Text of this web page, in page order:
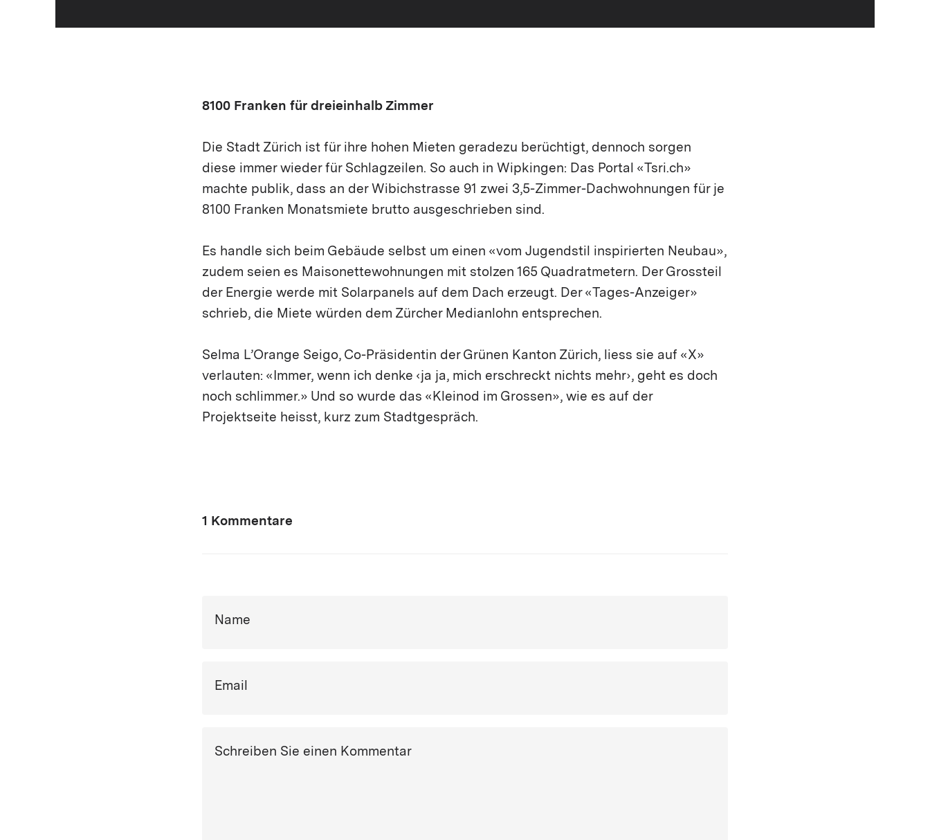
8100 Franken für dreieinhalb Zimmer
Die Stadt Zürich ist für ihre hohen Mieten geradezu berüchtigt, dennoch sorgen
diese immer wieder für Schlagzeilen. So auch in Wipkingen: Das Portal «Tsri.ch»
machte publik, dass an der Wibichstrasse 91 zwei 3,5-Zimmer-Dachwohnungen für je
8100 Franken Monatsmiete brutto ausgeschrieben sind.
Es handle sich beim Gebäude selbst um einen «vom Jugendstil inspirierten Neubau»,
zudem seien es Maisonettewohnungen mit stolzen 165 Quadratmetern. Der Grossteil
der Energie werde mit Solarpanels auf dem Dach erzeugt. Der «Tages-Anzeiger»
schrieb, die Miete würden dem Zürcher Medianlohn entsprechen.
Selma L’Orange Seigo, Co-Präsidentin der Grünen Kanton Zürich, liess sie auf «X»
verlauten: «Immer, wenn ich denke ‹ja ja, mich erschreckt nichts mehr›, geht es doch
noch schlimmer.» Und so wurde das «Kleinod im Grossen», wie es auf der
Projektseite heisst, kurz zum Stadtgespräch.
1 Kommentare
Name
Email
Schreiben Sie einen Kommentar